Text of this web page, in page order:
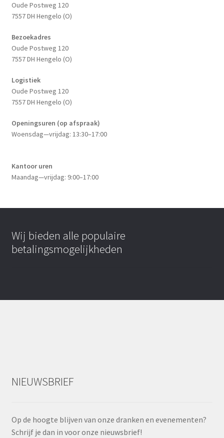
Oude Postweg 120
7557 DH Hengelo (O)
Bezoekadres
Oude Postweg 120
7557 DH Hengelo (O)
Logistiek
Oude Postweg 120
7557 DH Hengelo (O)
Openingsuren (op afspraak)
Woensdag—vrijdag: 13:30–17:00
Kantoor uren
Maandag—vrijdag: 9:00–17:00
Wij bieden alle populaire
betalingsmogelijkheden
NIEUWSBRIEF
Op de hoogte blijven van onze dranken en evenementen?
Schrijf je dan in voor onze nieuwsbrief!